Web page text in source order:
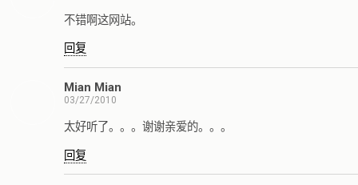
不错啊这网站。
回复
Mian Mian
03/27/2010
太好听了。。。谢谢亲爱的。。。
回复